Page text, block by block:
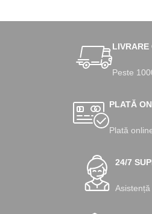
MX925
LIVRARE
Peste
PLATĂ
Plată
24/7
Asistență